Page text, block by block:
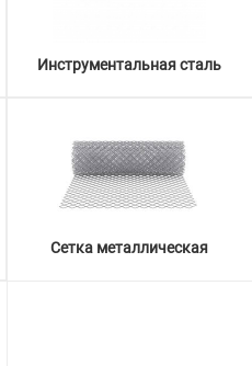
Инструментальная сталь
Сетка металлическая